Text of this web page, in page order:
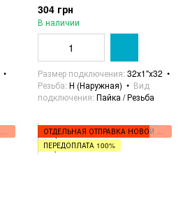
304 грн
В наличии
Размер подключения 32х1"х32
Резьба Н (Наружная)
Вид
подключения Пайка / Резьба
ОТДЕЛЬНАЯ ОТПРАВКА НОВОЙ ПОЧТОЙ
ОТДЕЛЬНАЯ ОТПРАВКА НОВОЙ ПОЧТОЙ
ПЕРЕДОПЛАТА 100%